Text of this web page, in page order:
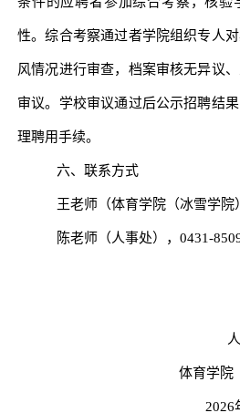
性。综合考察通过者学院组织专人
风情况进行审查，档案审核无异议
审议。学校审议通过后公示招聘结
理聘用手续。
六、联系方式
王老师（体育学院（冰雪学院
陈老师（人事处）， 0431-
体育学院
2026